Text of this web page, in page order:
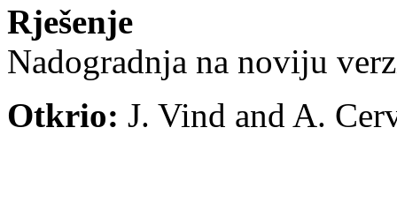
Rješenje
Nadogradnja na noviju
Otkrio: J. Vind and A.